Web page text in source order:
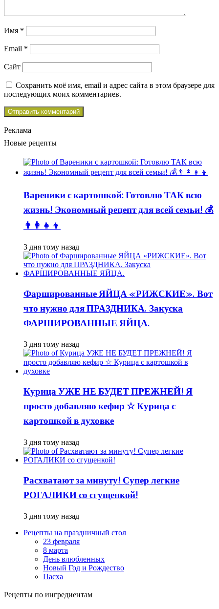
Имя *
Email *
Сайт
Сохранить моё имя, email и адрес сайта в этом браузере для
последующих моих комментариев.
Реклама
Новые рецепты
Вареники с картошкой: Готовлю ТАК всю
жизнь! Экономный рецепт для всей семьи! 💰
👨👩👧👦
3 дня тому назад
Фаршированные ЯЙЦА «РИЖСКИЕ». Вот
что нужно для ПРАЗДНИКА. Закуска
ФАРШИРОВАННЫЕ ЯЙЦА.
3 дня тому назад
Курица УЖЕ НЕ БУДЕТ ПРЕЖНЕЙ! Я
просто добавляю кефир ☆ Курица с
картошкой в духовке
3 дня тому назад
Расхватают за минуту! Супер легкие
РОГАЛИКИ со сгущенкой!
3 дня тому назад
Рецепты на праздничный стол
23 февраля
8 марта
День влюбленных
Новый Год и Рождество
Пасха
Рецепты по ингредиентам